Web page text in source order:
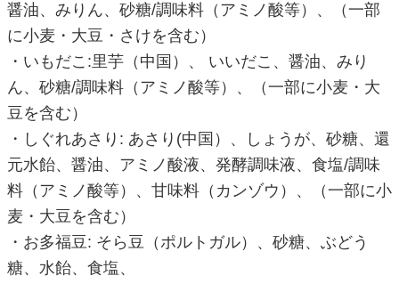
醤油、みりん、砂糖/調味料（アミノ酸等）、（一部
に小麦・大豆・さけを含む）
・いもだこ:里芋（中国）、 いいだこ、醤油、みり
ん、砂糖/調味料（アミノ酸等）、（一部に小麦・大
豆を含む）
・しぐれあさり: あさり(中国）、しょうが、砂糖、還
元水飴、醤油、アミノ酸液、発酵調味液、食塩/調味
料（アミノ酸等）、甘味料（カンゾウ）、（一部に小
麦・大豆を含む）
・お多福豆: そら豆（ポルトガル）、砂糖、ぶどう
糖、水飴、食塩、